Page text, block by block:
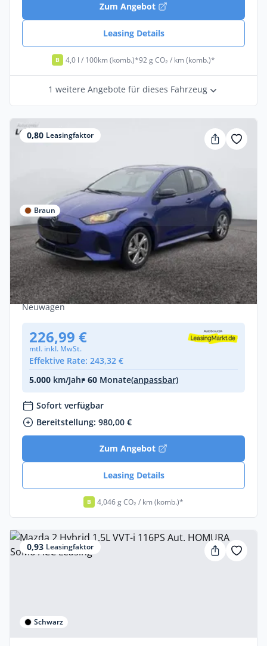
Zum Angebot
Leasing Details
B 4,0 l / 100km (komb.)*92 g CO₂ / km (komb.)*
1 weitere Angebote für dieses Fahrzeug
0,80 Leasingfaktor
Braun
Privat & Gewerbe
Mazda 2 1.5L Hybrid VVT-i FWD Exclusive-
Line
unknown •Automatik •116 PS (85 kW)
Neuwagen
226,99 €
mtl. inkl. MwSt.
Effektive Rate: 243,32 €
5.000 km/Jahr• 60 Monate(anpassbar)
Sofort verfügbar
Bereitstellung: 980,00 €
Zum Angebot
Leasing Details
B 4,046 g CO₂ / km (komb.)*
0,93 Leasingfaktor
Schwarz